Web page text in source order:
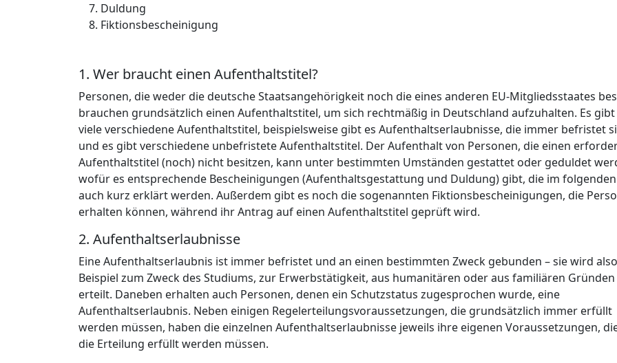
Duldung
Fiktionsbescheinigung
1. Wer braucht einen Aufenthaltstitel?
Personen, die weder die deutsche Staatsangehörigkeit noch die eines anderen EU-Mitgliedsstaates
brauchen grundsätzlich einen Aufenthaltstitel, um sich rechtmäßig in Deutschland aufzuhalten. Es
viele verschiedene Aufenthaltstitel, beispielsweise gibt es Aufenthaltserlaubnisse, die immer befristet
und es gibt verschiedene unbefristete Aufenthaltstitel. Der Aufenthalt von Personen, die einen
Aufenthaltstitel (noch) nicht besitzen, kann unter bestimmten Umständen gestattet oder geduldet
wofür es entsprechende Bescheinigungen (Aufenthaltsgestattung und Duldung) gibt, die im folgenden
auch kurz erklärt werden. Außerdem gibt es noch die sogenannten Fiktionsbescheinigungen, die
erhalten können, während ihr Antrag auf einen Aufenthaltstitel geprüft wird.
2. Aufenthaltserlaubnisse
Eine Aufenthaltserlaubnis ist immer befristet und an einen bestimmten Zweck gebunden – sie wird
Beispiel zum Zweck des Studiums, zur Erwerbstätigkeit, aus humanitären oder aus familiären Gründen
erteilt. Daneben erhalten auch Personen, denen ein Schutzstatus zugesprochen wurde, eine
Aufenthaltserlaubnis. Neben einigen Regelerteilungsvoraussetzungen, die grundsätzlich immer erfüllt
werden müssen, haben die einzelnen Aufenthaltserlaubnisse jeweils ihre eigenen Voraussetzungen,
die Erteilung erfüllt werden müssen.